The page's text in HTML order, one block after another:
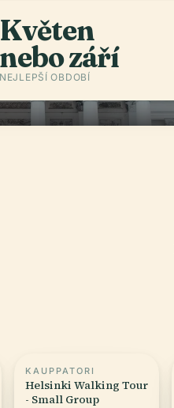
Květen
nebo září
NEJLEPŠÍ OBDOBÍ
KAUPPATORI
Helsinki Walking Tour
- Small Group